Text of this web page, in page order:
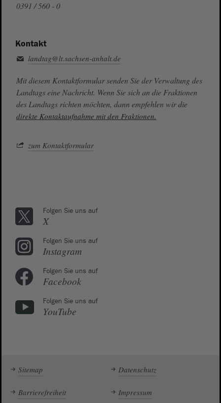
0391 / 560 - 0
Kontakt
landtag@lt.sachsen-anhalt.de
Mit diesem Kontaktformular senden Sie der Verwaltung des
Landtags eine Nachricht. Wenn Sie sich an die Fraktionen
des Landtags richten möchten, dann empfehlen wir die
direkte Kontaktaufnahme mit den Fraktionen.
zum Kontaktformular
Folgen Sie uns auf
X
Folgen Sie uns auf
Instagram
Folgen Sie uns auf
Facebook
Folgen Sie uns auf
YouTube
Sitemap Datenschutz
Barrierefreiheit Impressum